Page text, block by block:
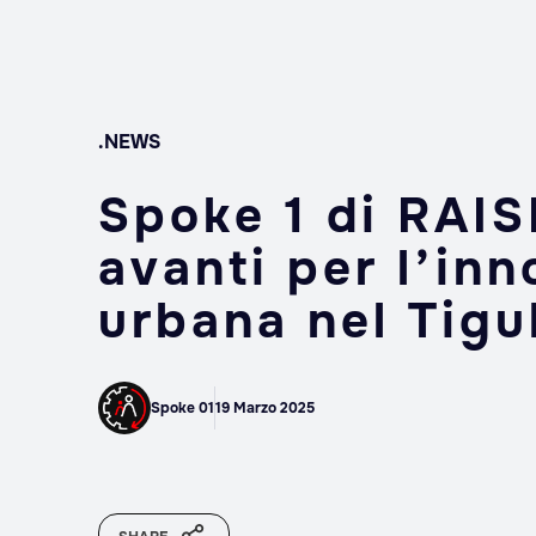
.NEWS
Spoke 1 di
avanti per
urbana nel
Spoke 0119 Marzo 2025